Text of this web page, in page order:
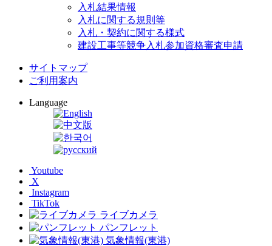
入札結果情報
入札に関する規則等
入札・契約に関する様式
建設工事等競争入札参加資格審査申請
サイトマップ
ご利用案内
Language
Youtube
X
Instagram
TikTok
ライブカメラ
パンフレット
気象情報(東港)